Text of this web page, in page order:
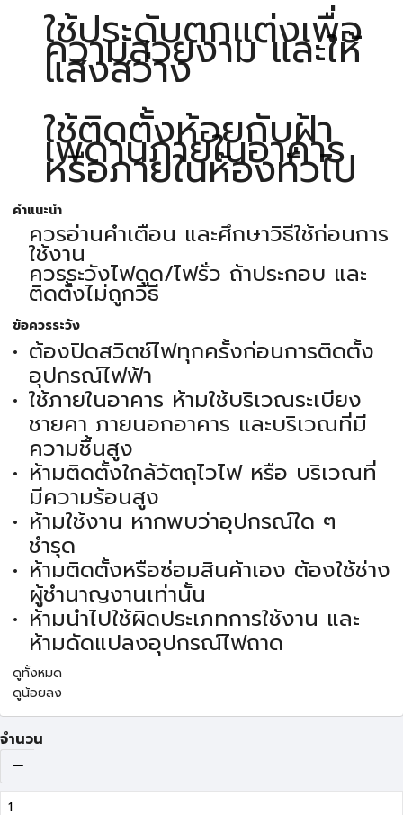
ใช้ประดับตกแต่งเพื่อ
ความสวยงาม และให้
แสงสว่าง
ใช้ติดตั้งห้อยกับฝ้า
เพดานภายในอาคาร
หรือภายในห้องทั่วไป
คำแนะนำ
ควรอ่านคำเตือน และศึกษาวิธีใช้ก่อนการ
ใช้งาน
ควรระวังไฟดูด/ไฟรั่ว ถ้าประกอบ และ
ติดตั้งไม่ถูกวิธี
ข้อควรระวัง
ต้องปิดสวิตช์ไฟทุกครั้งก่อนการติดตั้ง
อุปกรณ์ไฟฟ้า
ใช้ภายในอาคาร ห้ามใช้บริเวณระเบียง
ชายคา ภายนอกอาคาร และบริเวณที่มี
ความชื้นสูง
ห้ามติดตั้งใกล้วัตถุไวไฟ หรือ บริเวณที่
มีความร้อนสูง
ห้ามใช้งาน หากพบว่าอุปกรณ์ใด ๆ
ชำรุด
ห้ามติดตั้งหรือซ่อมสินค้าเอง ต้องใช้ช่าง
ผู้ชำนาญงานเท่านั้น
ห้ามนำไปใช้ผิดประเภทการใช้งาน และ
ห้ามดัดแปลงอุปกรณ์ไฟถาด
ดูทั้งหมด
ดูน้อยลง
จำนวน